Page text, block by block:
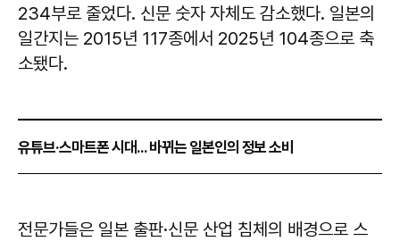
234부로 줄었다. 신문 숫자 자체도 감소했다. 일본의
일간지는 2015년 117종에서 2025년 104종으로 축
소됐다.
유튜브·스마트폰 시대... 바뀌는 일본인의 정보 소비
전문가들은 일본 출판·신문 산업 침체의 배경으로 스